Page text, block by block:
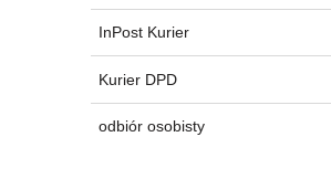
InPost Kurier
Kurier DPD
odbiór osobisty